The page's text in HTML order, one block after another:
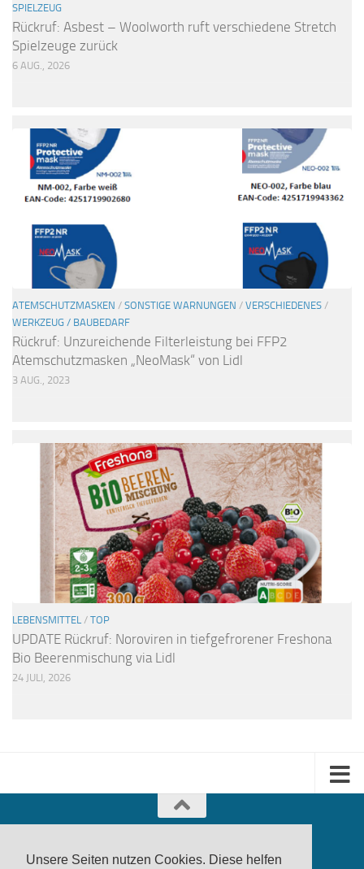
Unsere Seiten nutzen Cookies. Diese helfen
SPIELZEUG
Rückruf: Asbest – Woolworth ruft verschiedene Stretch
Spielzeuge zurück
6 AUG., 2026
ATEMSCHUTZMASKEN / SONSTIGE WARNUNGEN / VERSCHIEDENES /
WERKZEUG / BAUBEDARF
Rückruf: Unzureichende Filterleistung bei FFP2
Atemschutzmasken „NeoMask“ von Lidl
3 AUG., 2023
LEBENSMITTEL / TOP
UPDATE Rückruf: Noroviren in tiefgefrorener Freshona
Bio Beerenmischung via Lidl
24 JULI, 2026